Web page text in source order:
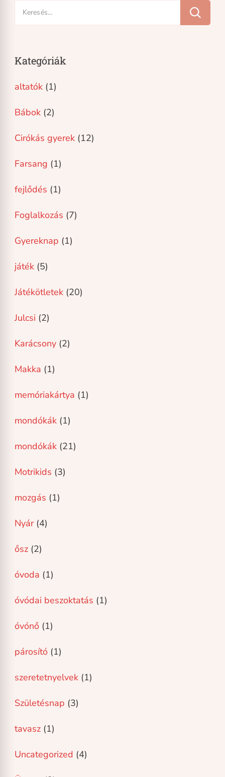
Keresés:
Kategóriák
altatók (1)
Bábok (2)
Cirókás gyerek (12)
Farsang (1)
fejlődés (1)
Foglalkozás (7)
Gyereknap (1)
játék (5)
Játékötletek (20)
Julcsi (2)
Karácsony (2)
Makka (1)
memóriakártya (1)
mondókák (1)
mondókák (21)
Motrikids (3)
mozgás (1)
Nyár(4)
ősz (2)
óvoda (1)
óvódai beszoktatás (1)
óvónő (1)
párosító (1)
szeretetnyelvek (1)
Születésnap (3)
tavasz (1)
Uncategorized (4)